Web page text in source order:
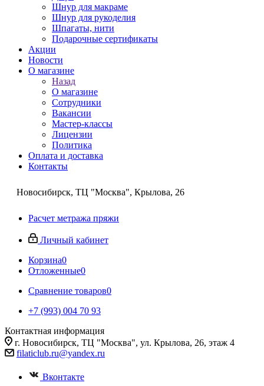
Шнур для макраме
Шнур для рукоделия
Шпагаты, нити
Подарочные сертификаты
Акции
Новости
О магазине
Назад
О магазине
Сотрудники
Вакансии
Мастер-классы
Лицензии
Политика
Оплата и доставка
Контакты
Новосибирск, ТЦ "Москва", Крылова, 26
Расчет метража пряжи
Личный кабинет
Корзина0
Отложенные0
Сравнение товаров0
+7 (993) 004 70 93
Контактная информация
г. Новосибирск, ТЦ "Москва", ул. Крылова, 26, этаж 4
filaticlub.ru@yandex.ru
Вконтакте